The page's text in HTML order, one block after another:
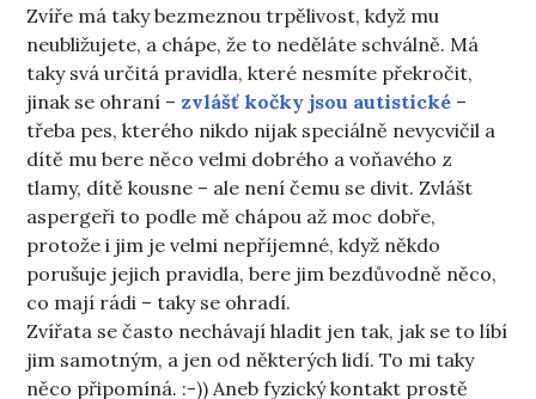
Zvíře má taky bezmeznou trpělivost, když mu
neubližujete, a chápe, že to neděláte schválně. Má
taky svá určitá pravidla, které nesmíte překročit,
jinak se ohraní – zvlášť kočky jsou autistické –
třeba pes, kterého nikdo nijak speciálně nevycvičil a
dítě mu bere něco velmi dobrého a voňavého z
tlamy, dítě kousne – ale není čemu se divit. Zvlášt
aspergeři to podle mě chápou až moc dobře,
protože i jim je velmi nepříjemné, když někdo
porušuje jejich pravidla, bere jim bezdůvodně něco,
co mají rádi – taky se ohradí.
Zvířata se často nechávají hladit jen tak, jak se to líbí
jim samotným, a jen od některých lidí. To mi taky
něco připomíná. :-)) Aneb fyzický kontakt prostě